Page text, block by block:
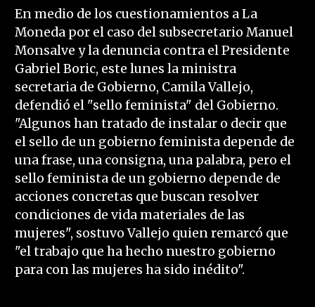
En medio de los cuestionamientos a La
Moneda por el caso del subsecretario Manuel
Monsalve y la denuncia contra el Presidente
Gabriel Boric, este lunes la ministra
secretaria de Gobierno, Camila Vallejo,
defendió el "sello feminista" del Gobierno.
"Algunos han tratado de instalar o decir que
el sello de un gobierno feminista depende de
una frase, una consigna, una palabra, pero el
sello feminista de un gobierno depende de
acciones concretas que buscan resolver
condiciones de vida materiales de las
mujeres", sostuvo Vallejo quien remarcó que
"el trabajo que ha hecho nuestro gobierno
para con las mujeres ha sido inédito".